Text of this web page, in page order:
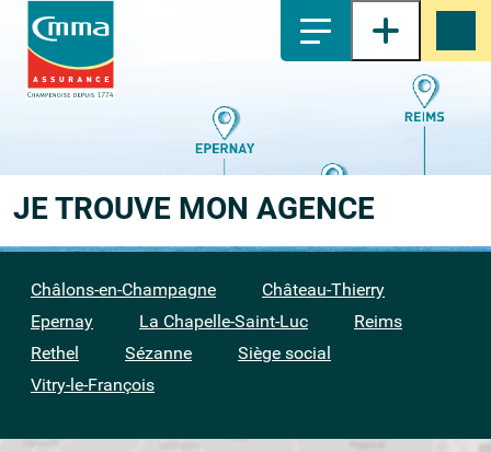
Contenu principal
2-Menu principal
3-Pied de page
JE TROUVE MON AGENCE
Châlons-en-Champagne
Château-Thierry
Epernay
La Chapelle-Saint-Luc
Reims
Rethel
Sézanne
Siège social
Vitry-le-François